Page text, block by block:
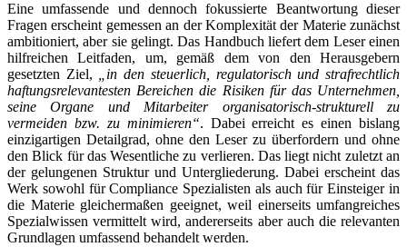
Eine umfassende und dennoch fokussierte Beantwortung dieser
Fragen erscheint gemessen an der Komplexität der Materie zunächst
ambitioniert, aber sie gelingt. Das Handbuch liefert dem Leser einen
hilfreichen Leitfaden, um, gemäß dem von den Herausgebern
gesetzten Ziel,
„in den steuerlich, regulatorisch und strafrechtlich
haftungsrelevantesten Bereichen die Risiken für das Unternehmen,
seine Organe und Mitarbeiter organisatorisch-strukturell zu
vermeiden bzw. zu minimieren“. Dabei erreicht es einen bislang
einzigartigen Detailgrad, ohne den Leser zu überfordern und ohne
den Blick für das Wesentliche zu verlieren. Das liegt nicht zuletzt an
der gelungenen Struktur und Untergliederung. Dabei erscheint das
Werk sowohl für Compliance Spezialisten als auch für Einsteiger in
die Materie gleichermaßen geeignet, weil einerseits umfangreiches
Spezialwissen vermittelt wird, andererseits aber auch die relevanten
Grundlagen umfassend behandelt werden.